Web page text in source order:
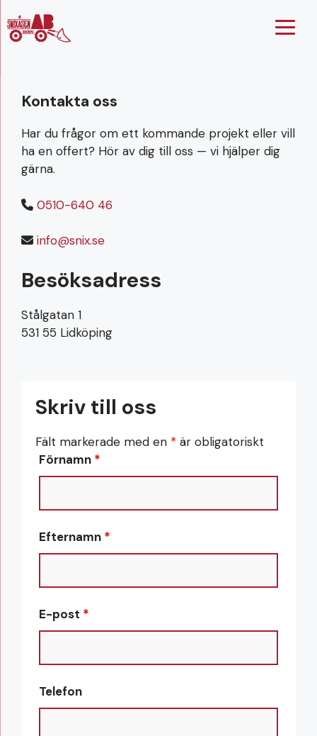
till
innehåll
Kontakta oss
Har du frågor om ett kommande projekt eller vill
ha en offert? Hör av dig till oss — vi hjälper dig
gärna.
0510-640 46
info@snix.se
Besöksadress
Stålgatan 1
531 55 Lidköping
Skriv till oss
Fält markerade med en * är obligatoriskt
Förnamn *
Efternamn *
E-post *
Telefon